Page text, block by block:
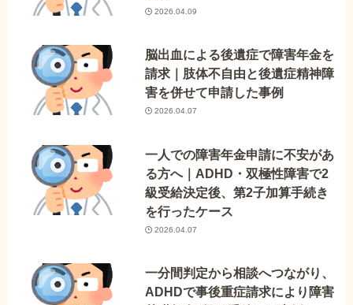
2026.04.09
脳出血による後遺症で障害年金を
請求｜肢体不自由と後遺症精神障
害を併せて申請した事例
2026.04.07
一人での障害年金申請に不安があ
る方へ｜ADHD・双極性障害で2
級受給決定後、第2子加算手続き
を行ったケース
2026.04.07
一分間判定から相談へつながり、
ADHDで事後重症請求により障害